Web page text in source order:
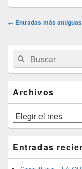
Navegación
← Entradas más antiguas
área
de
widget
lateral
primaria
Buscar
por:
Buscar
Archivos
Archivos
Entradas